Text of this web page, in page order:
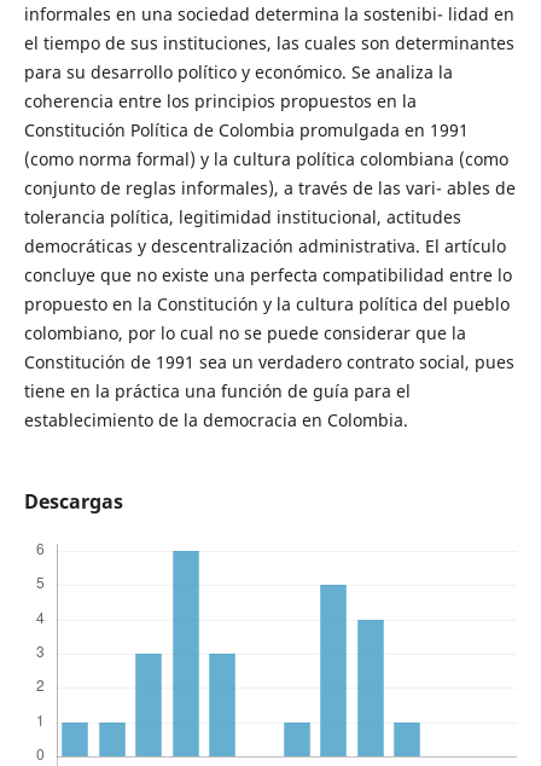
informales en una sociedad determina la sostenibi-­ lidad en
el tiempo de sus instituciones, las cuales son determinantes
para su desarrollo político y económico. Se analiza la
coherencia entre los principios propuestos en la
Constitución Política de Colombia promulgada en 1991
(como norma formal) y la cultura política colombiana (como
conjunto de reglas informales), a través de las vari-­ ables de
tolerancia política, legitimidad institucional, actitudes
democráticas y descentralización administrativa. El artículo
concluye que no existe una perfecta compatibilidad entre lo
propuesto en la Constitución y la cultura política del pueblo
colombiano, por lo cual no se puede considerar que la
Constitución de 1991 sea un verdadero contrato social, pues
tiene en la práctica una función de guía para el
establecimiento de la democracia en Colombia.
Descargas